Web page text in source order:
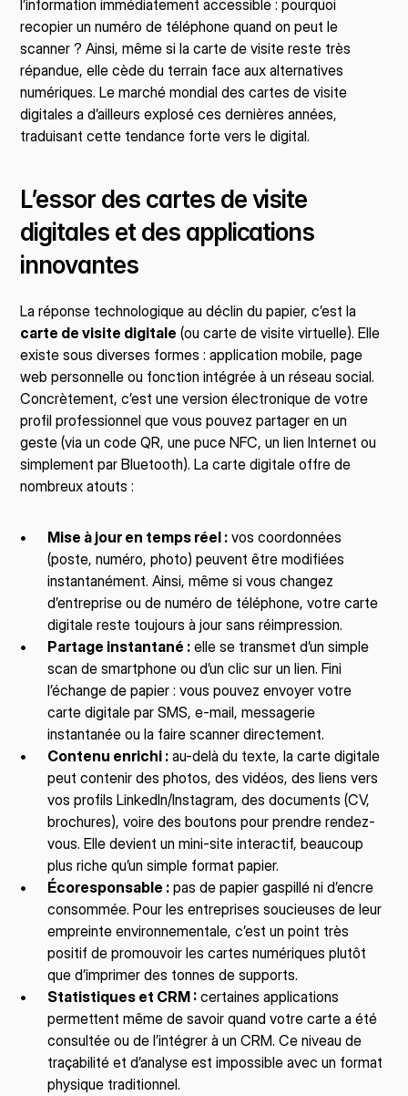
l’information immédiatement accessible : pourquoi
recopier un numéro de téléphone quand on peut le
scanner ? Ainsi, même si la carte de visite reste très
répandue, elle cède du terrain face aux alternatives
numériques. Le marché mondial des cartes de visite
digitales a d’ailleurs explosé ces dernières années,
traduisant cette tendance forte vers le digital.
L’essor des cartes de visite
digitales et des applications
innovantes
carte de visite digitale (ou carte de visite virtuelle). Elle
existe sous diverses formes : application mobile, page
web personnelle ou fonction intégrée à un réseau social.
Concrètement, c’est une version électronique de votre
profil professionnel que vous pouvez partager en un
geste (via un code QR, une puce NFC, un lien Internet ou
simplement par Bluetooth). La carte digitale offre de
nombreux atouts :
Mise à jour en temps réel : vos coordonnées
(poste, numéro, photo) peuvent être modifiées
instantanément. Ainsi, même si vous changez
d’entreprise ou de numéro de téléphone, votre carte
digitale reste toujours à jour sans réimpression.
Partage instantané : elle se transmet d’un simple
scan de smartphone ou d’un clic sur un lien. Fini
l’échange de papier : vous pouvez envoyer votre
carte digitale par SMS, e-mail, messagerie
instantanée ou la faire scanner directement.
Contenu enrichi : au-delà du texte, la carte digitale
peut contenir des photos, des vidéos, des liens vers
vos profils LinkedIn/Instagram, des documents (CV,
brochures), voire des boutons pour prendre rendez-
vous. Elle devient un mini-site interactif, beaucoup
plus riche qu’un simple format papier.
Écoresponsable : pas de papier gaspillé ni d’encre
consommée. Pour les entreprises soucieuses de leur
empreinte environnementale, c’est un point très
positif de promouvoir les cartes numériques plutôt
que d’imprimer des tonnes de supports.
Statistiques et CRM : certaines applications
permettent même de savoir quand votre carte a été
consultée ou de l’intégrer à un CRM. Ce niveau de
traçabilité et d’analyse est impossible avec un format
physique traditionnel.